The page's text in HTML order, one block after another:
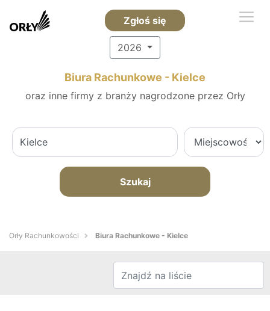
Zgłoś się
2026
Biura Rachunkowe - Kielce
oraz inne firmy z branży nagrodzone przez Orły
Szukaj
Orły Rachunkowości Biura Rachunkowe - Kielce